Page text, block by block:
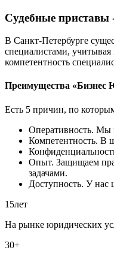
Судебные приставы
В Санкт-Петербурге
специалистами,
компетентность
Преимущества «Бизнес
Есть 5 причин, по
Оперативность. Мы
Компетентность. В
Опыт. Защищаем
задачами.
Доступность. У нас
15лет
На рынке юридических
30+